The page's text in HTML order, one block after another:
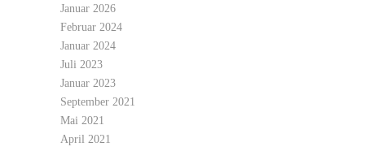
Januar 2026
Februar 2024
Januar 2024
Juli 2023
Januar 2023
September 2021
Mai 2021
April 2021